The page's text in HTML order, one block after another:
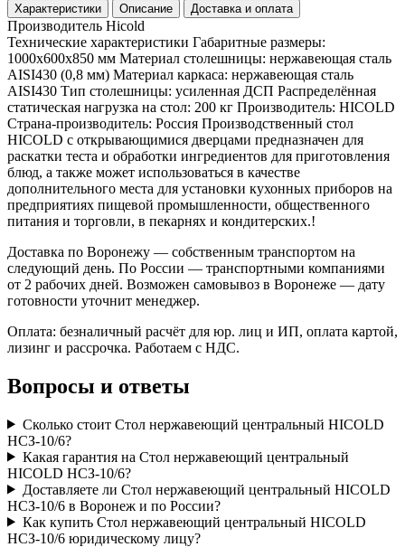
Характеристики Описание Доставка и оплата
Производитель Hicold
Технические характеристики Габаритные размеры:
1000х600х850 мм Материал столешницы: нержавеющая сталь
AISI430 (0,8 мм) Материал каркаса: нержавеющая сталь
AISI430 Тип столешницы: усиленная ДСП Распределённая
статическая нагрузка на стол: 200 кг Производитель: HICOLD
Страна-производитель: Россия Производственный стол
HICOLD с открывающимися дверцами предназначен для
раскатки теста и обработки ингредиентов для приготовления
блюд, а также может использоваться в качестве
дополнительного места для установки кухонных приборов на
предприятиях пищевой промышленности, общественного
питания и торговли, в пекарнях и кондитерских.!
Доставка по Воронежу — собственным транспортом на
следующий день. По России — транспортными компаниями
от 2 рабочих дней. Возможен самовывоз в Воронеже — дату
готовности уточнит менеджер.
Оплата: безналичный расчёт для юр. лиц и ИП, оплата картой,
лизинг и рассрочка. Работаем с НДС.
Вопросы и ответы
Сколько стоит Стол нержавеющий центральный HICOLD
НСЗ-10/6?
Какая гарантия на Стол нержавеющий центральный
HICOLD НСЗ-10/6?
Доставляете ли Стол нержавеющий центральный HICOLD
НСЗ-10/6 в Воронеж и по России?
Как купить Стол нержавеющий центральный HICOLD
НСЗ-10/6 юридическому лицу?